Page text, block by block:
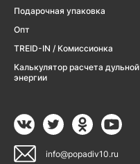
Подарочная упаковка
Опт
TREID-IN / Комиссионка
Калькулятор расчета дульной
энергии
info@popadiv10.ru